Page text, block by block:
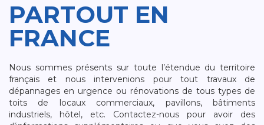
PARTOUT EN
FRANCE
Nous sommes présents sur toute l’étendue du territoire
français et nous intervenions pour tout travaux de
dépannages en urgence ou rénovations de tous types de
toits de locaux commerciaux, pavillons, bâtiments
industriels, hôtel, etc. Contactez-nous pour avoir des